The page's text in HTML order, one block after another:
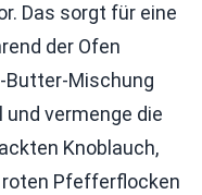
Das sorgt für eine
der Ofen
Butter-Mischung
und vermenge die
Knoblauch,
roten Pfefferflocken